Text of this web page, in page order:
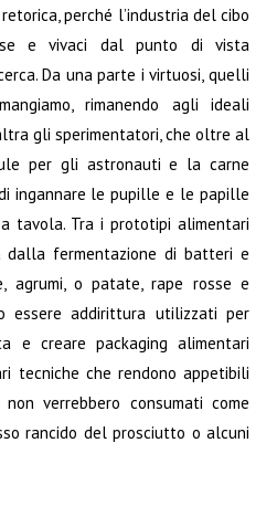
perché l’industria del cibo
e vivaci dal punto di vista
Da una parte i virtuosi, quelli
rimanendo agli ideali
gli sperimentatori, che oltre al
per gli astronauti e la carne
ingannare le pupille e le papille
tavola. Tra i prototipi alimentari
fermentazione di batteri e
agrumi, o patate, rape rosse e
essere addirittura utilizzati per
e creare packaging alimentari
tecniche che rendono appetibili
verrebbero consumati come
rancido del prosciutto o alcuni